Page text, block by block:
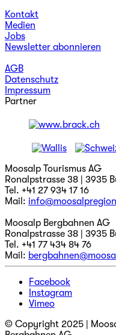
Kontakt
Medien
Jobs
Newsletter abonnieren
AGB
Datenschutz
Impressum
Partner
Moosalp Tourismus AG
Ronalpstrasse 38 | 3935
Tel. +41 27 934 17 16
Mail:
Moosalp Bergbahnen AG
Ronalpstrasse 38 | 3935
Tel. +41 77 434 84 76
Mail:
Facebook
Instagram
Vimeo
© Copyright 2025 |